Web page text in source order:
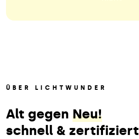
ÜBER LICHTWUNDER
Alt gegen Neu!
schnell & zertifiziert